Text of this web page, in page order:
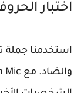
اختبار
استخدمنا جملة